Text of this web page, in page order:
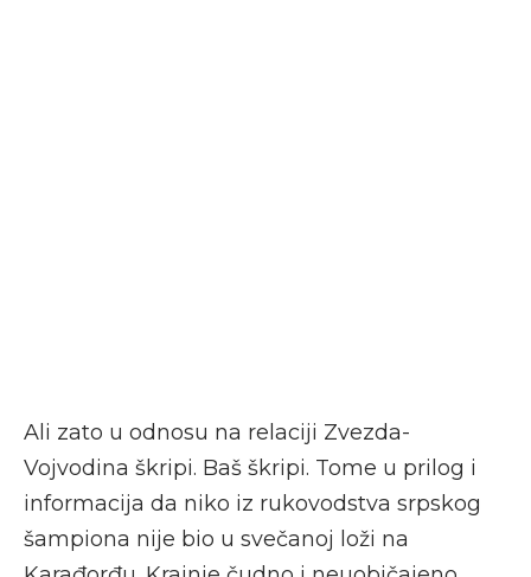
Ali zato u odnosu na relaciji Zvezda-
Vojvodina škripi. Baš škripi. Tome u prilog i
informacija da niko iz rukovodstva srpskog
šampiona nije bio u svečanoj loži na